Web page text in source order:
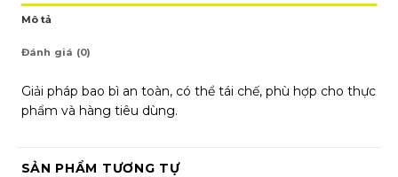
Mô tả
Đánh giá (0)
Giải pháp bao bì an toàn, có thể tái chế, phù hợp cho thực
phẩm và hàng tiêu dùng.
SẢN PHẨM TƯƠNG TỰ